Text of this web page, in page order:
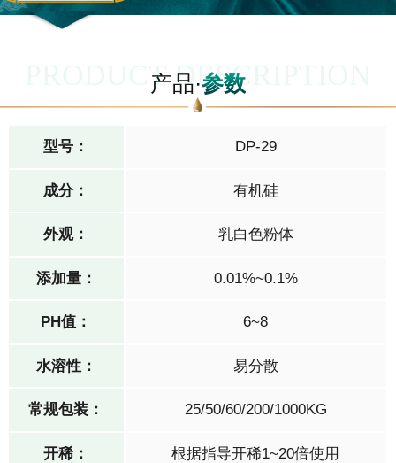
PRODUCT DESCRIPTION
产品·参数
型号： DP-29
成分： 有机硅
外观： 乳白色粉体
添加量： 0.01%~0.1%
PH值： 6~8
水溶性： 易分散
常规包装： 25/50/60/200/1000KG
开稀： 根据指导开稀1~20倍使用